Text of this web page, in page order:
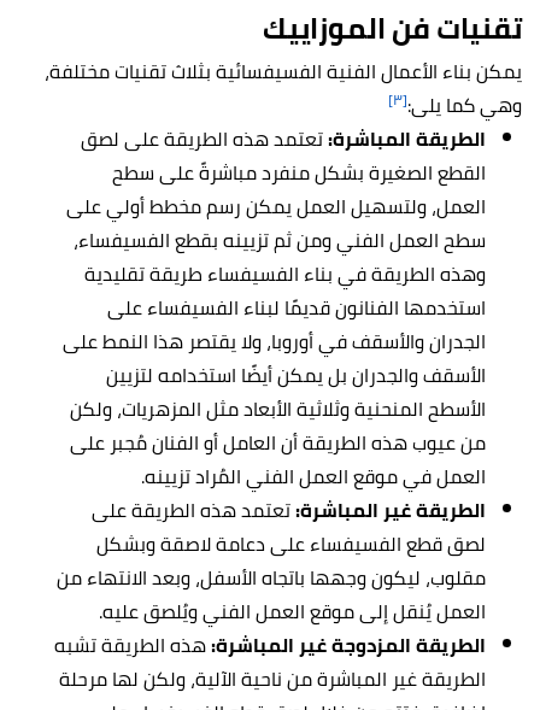
تقنيات فن الموزاييك
يمكن بناء الأعمال الفنية الفسيفسائية بثلاث تقنيات مختلفة،
وهي كما يلى:[٣]
الطريقة المباشرة:تعتمد هذه الطريقة على لصق
القطع الصغيرة بشكل منفرد مباشرةً على سطح
العمل، ولتسهيل العمل يمكن رسم مخطط أولي على
سطح العمل الفني ومن ثم تزيينه بقطع الفسيفساء،
وهذه الطريقة في بناء الفسيفساء طريقة تقليدية
استخدمها الفنانون قديمًا لبناء الفسيفساء على
الجدران والأسقف في أوروبا، ولا يقتصر هذا النمط على
الأسقف والجدران بل يمكن أيضًا استخدامه لتزيين
الأسطح المنحنية وثلاثية الأبعاد مثل المزهريات، ولكن
من عيوب هذه الطريقة أن العامل أو الفنان مُجبر على
العمل في موقع العمل الفني المُراد تزيينه.
الطريقة غير المباشرة:تعتمد هذه الطريقة على
لصق قطع الفسيفساء على دعامة لاصقة وبشكل
مقلوب، ليكون وجهها باتجاه الأسفل، وبعد الانتهاء من
العمل يُنقل إلى موقع العمل الفني ويُلصق عليه.
الطريقة المزدوجة غير المباشرة:هذه الطريقة تشبه
الطريقة غير المباشرة من ناحية الآلية، ولكن لها مرحلة